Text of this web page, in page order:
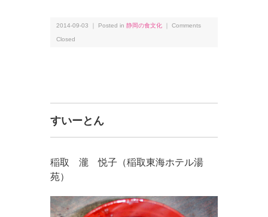
2014-09-03 ｜ Posted in 静岡の食文化 Comments
Closed
すいーとん
稲取 瀧 悦子（稲取東海ホテル湯
苑）